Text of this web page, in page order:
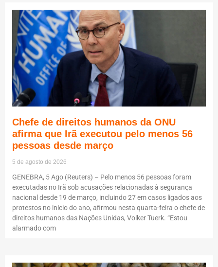
Chefe de direitos humanos da ONU
afirma que Irã executou pelo menos 56
pessoas desde março
5 de agosto de 2026
GENEBRA, 5 Ago (Reuters) – Pelo menos 56 pessoas foram
executadas no Irã sob acusações relacionadas à segurança
nacional desde 19 de março, incluindo 27 em casos ligados aos
protestos no início do ano, afirmou nesta quarta-feira o chefe de
direitos humanos das Nações Unidas, Volker Tuerk. “Estou
alarmado com